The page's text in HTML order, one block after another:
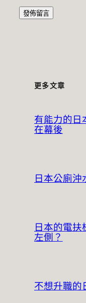
更多文章
有能力的日
在幕後
日本公廁沖
日本的電扶
左側？
不想升職的